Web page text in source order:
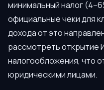
минимальный налог
официальные чеки для
дохода от это
рассмотреть открытие
налогообложения, что
юридическими лицами.